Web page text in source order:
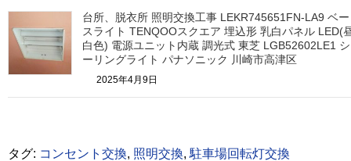
台所、脱衣所 照明交換工事 LEKR745651FN-LA9 ベー
スライト TENQOOスクエア 埋込形 乳白パネル LED(
白色) 電源ユニット内蔵 調光式 東芝 LGB52602LE1 シ
ーリングライト パナソニック 川崎市高津区
2025年4月9日
タグ: コンセント交換, 照明交換, 駐車場回転灯交換